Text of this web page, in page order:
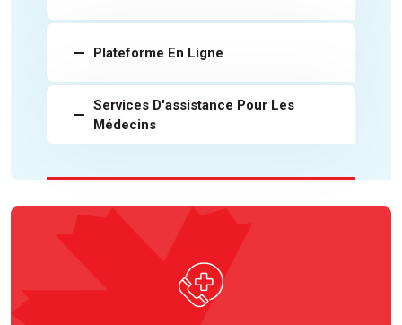
Plateforme En Ligne
Services D'assistance Pour Les
Médecins